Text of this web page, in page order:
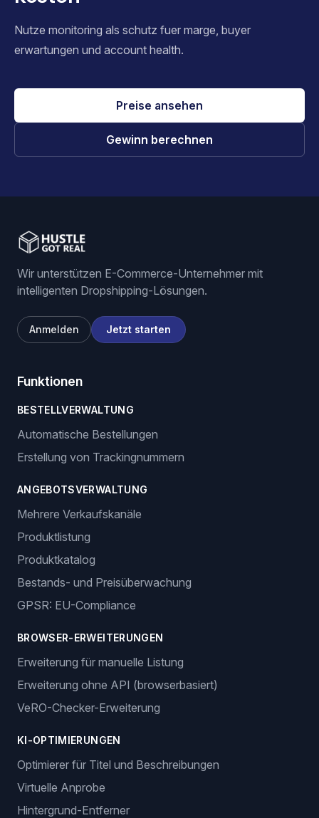
Nutze monitoring als schutz fuer marge, buyer
erwartungen und account health.
Preise ansehen
Gewinn berechnen
Wir unterstützen E-Commerce-Unternehmer mit
intelligenten Dropshipping-Lösungen.
Anmelden Jetzt starten
Funktionen
BESTELLVERWALTUNG
Automatische Bestellungen
Erstellung von Trackingnummern
ANGEBOTSVERWALTUNG
Mehrere Verkaufskanäle
Produktlistung
Produktkatalog
Bestands- und Preisüberwachung
GPSR: EU-Compliance
BROWSER-ERWEITERUNGEN
Erweiterung für manuelle Listung
Erweiterung ohne API (browserbasiert)
VeRO-Checker-Erweiterung
KI-OPTIMIERUNGEN
Optimierer für Titel und Beschreibungen
Virtuelle Anprobe
Hintergrund-Entferner